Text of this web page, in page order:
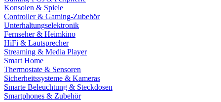
Konsolen & Spiele
Controller & Gaming-Zubehör
Unterhaltungselektronik
Fernseher & Heimkino
HiFi & Lautsprecher
Streaming & Media Player
Smart Home
Thermostate & Sensoren
Sicherheitssysteme & Kameras
Smarte Beleuchtung & Steckdosen
Smartphones & Zubehör